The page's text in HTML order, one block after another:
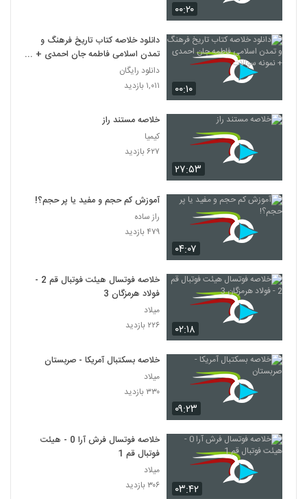
۰۰:۲۰
۰۰:۱۰
دانلود خلاصه کتاب تاریخ فرهنگ و
تمدن اسلامی فاطمه جان احمدی +
نمونه سوالات
دانلود رایگان
۱,۰۱۱ بازدید
۲۷:۵۳
خلاصه مستند راز
کیمیا
۶۲۷ بازدید
۰۴:۰۷
آموزش کم حجم و مفید یا پر حجم؟!
راز ساده
۴۷۹ بازدید
۰۲:۱۸
خلاصه فوتسال هیئت فوتبال قم 2 -
فولاد هرمزگان 3
میلاد
۲۲۶ بازدید
۰۹:۲۳
خلاصه بسکتبال آمریکا - صربستان
میلاد
۳۳۰ بازدید
۰۳:۴۲
خلاصه فوتسال فرش آرا 0 - هیئت
فوتبال قم 1
میلاد
۳۰۶ بازدید